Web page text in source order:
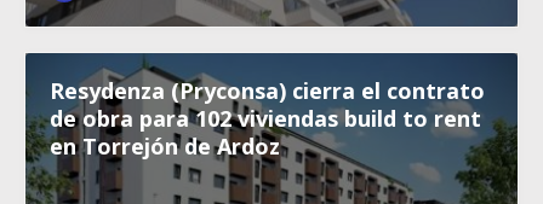
Resydenza (Pryconsa) cierra el contrato
de obra para 102 viviendas build to rent
en Torrejón de Ardoz